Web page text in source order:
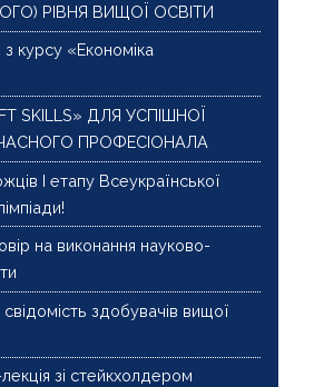
РІВНЯ ВИЩОЇ ОСВІТИ
з курсу «Економіка
SKILLS» ДЛЯ УСПІШНОЇ
ПРОФЕСІОНАЛА
І етапу Всеукраїнської
на виконання науково-
здобувачів вищої
зі стейкхолдером